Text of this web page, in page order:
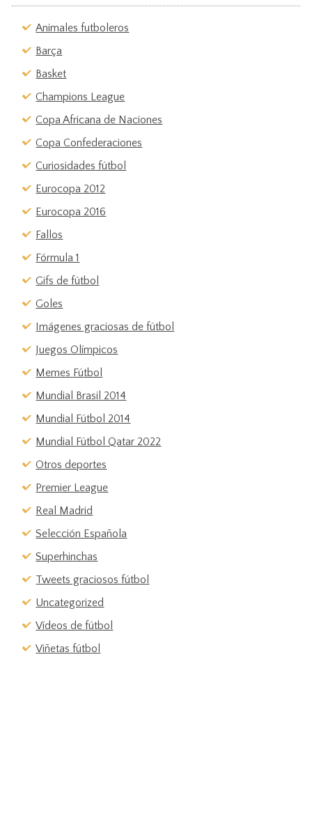
Animales futboleros
Barça
Basket
Champions League
Copa Africana de Naciones
Copa Confederaciones
Curiosidades fútbol
Eurocopa 2012
Eurocopa 2016
Fallos
Fórmula 1
Gifs de fútbol
Goles
Imágenes graciosas de fútbol
Juegos Olímpicos
Memes Fútbol
Mundial Brasil 2014
Mundial Fútbol 2014
Mundial Fútbol Qatar 2022
Otros deportes
Premier League
Real Madrid
Selección Española
Superhinchas
Tweets graciosos fútbol
Uncategorized
Vídeos de fútbol
Viñetas fútbol